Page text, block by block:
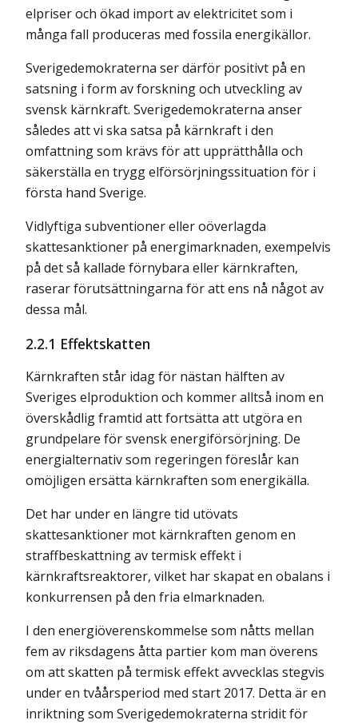
elpriser och ökad import av elektricitet som i
många fall produceras med fossila energikällor.
Sverigedemokraterna ser därför positivt på en
satsning i form av forskning och utveckling av
svensk kärnkraft. Sverigedemokraterna anser
således att vi ska satsa på kärnkraft i den
omfattning som krävs för att upprätthålla och
säkerställa en trygg elförsörjningssituation för i
första hand Sverige.
Vidlyftiga subventioner eller oöverlagda
skattesanktioner på energimarknaden, exempelvis
på det så kallade förnybara eller kärnkraften,
raserar förutsättningarna för att ens nå något av
dessa mål.
2.2.1 Effektskatten
Kärnkraften står idag för nästan hälften av
Sveriges elproduktion och kommer alltså inom en
överskådlig framtid att fortsätta att utgöra en
grundpelare för svensk energiförsörjning. De
energialternativ som regeringen föreslår kan
omöjligen ersätta kärnkraften som energikälla.
Det har under en längre tid utövats
skattesanktioner mot kärnkraften genom en
straffbeskattning av termisk effekt i
kärnkraftsreaktorer, vilket har skapat en obalans i
konkurrensen på den fria elmarknaden.
I den energiöverenskommelse som nåtts mellan
fem av riksdagens åtta partier kom man överens
om att skatten på termisk effekt avvecklas stegvis
under en tvåårsperiod med start 2017. Detta är en
inriktning som Sverigedemokraterna stridit för